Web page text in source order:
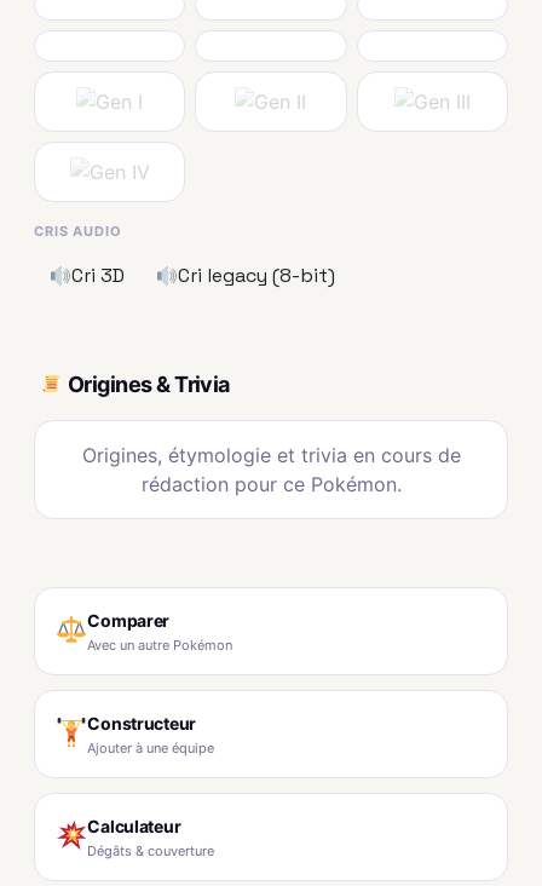
CRIS AUDIO
Cri 3D Cri legacy (8-bit)
Origines & Trivia
Origines, étymologie et trivia en cours de
rédaction pour ce Pokémon.
Comparer
Avec un autre Pokémon
Constructeur
Ajouter à une équipe
Calculateur
Dégâts & couverture